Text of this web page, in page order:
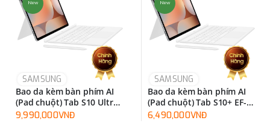
New
SAMSUNG
Bao da kèm bàn phím AI
(Pad chuột) Tab S10 Ultra
EF-DX925UBEGWW
9,990,000VNĐ
New
SAMSUNG
Bao da kèm bàn phím AI
(Pad chuột) Tab S10+ EF-
DX825UWEGWW
6,490,000VNĐ